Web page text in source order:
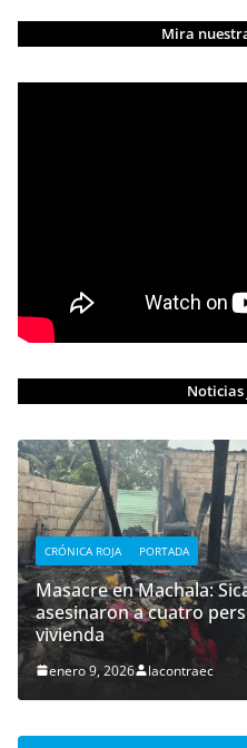
Mira
Noticias
CRÓNICA ROJA PORTADA
Masacre en Machala:
asesinaron a cuatro
vivienda
enero 9, 2026 lacontraec